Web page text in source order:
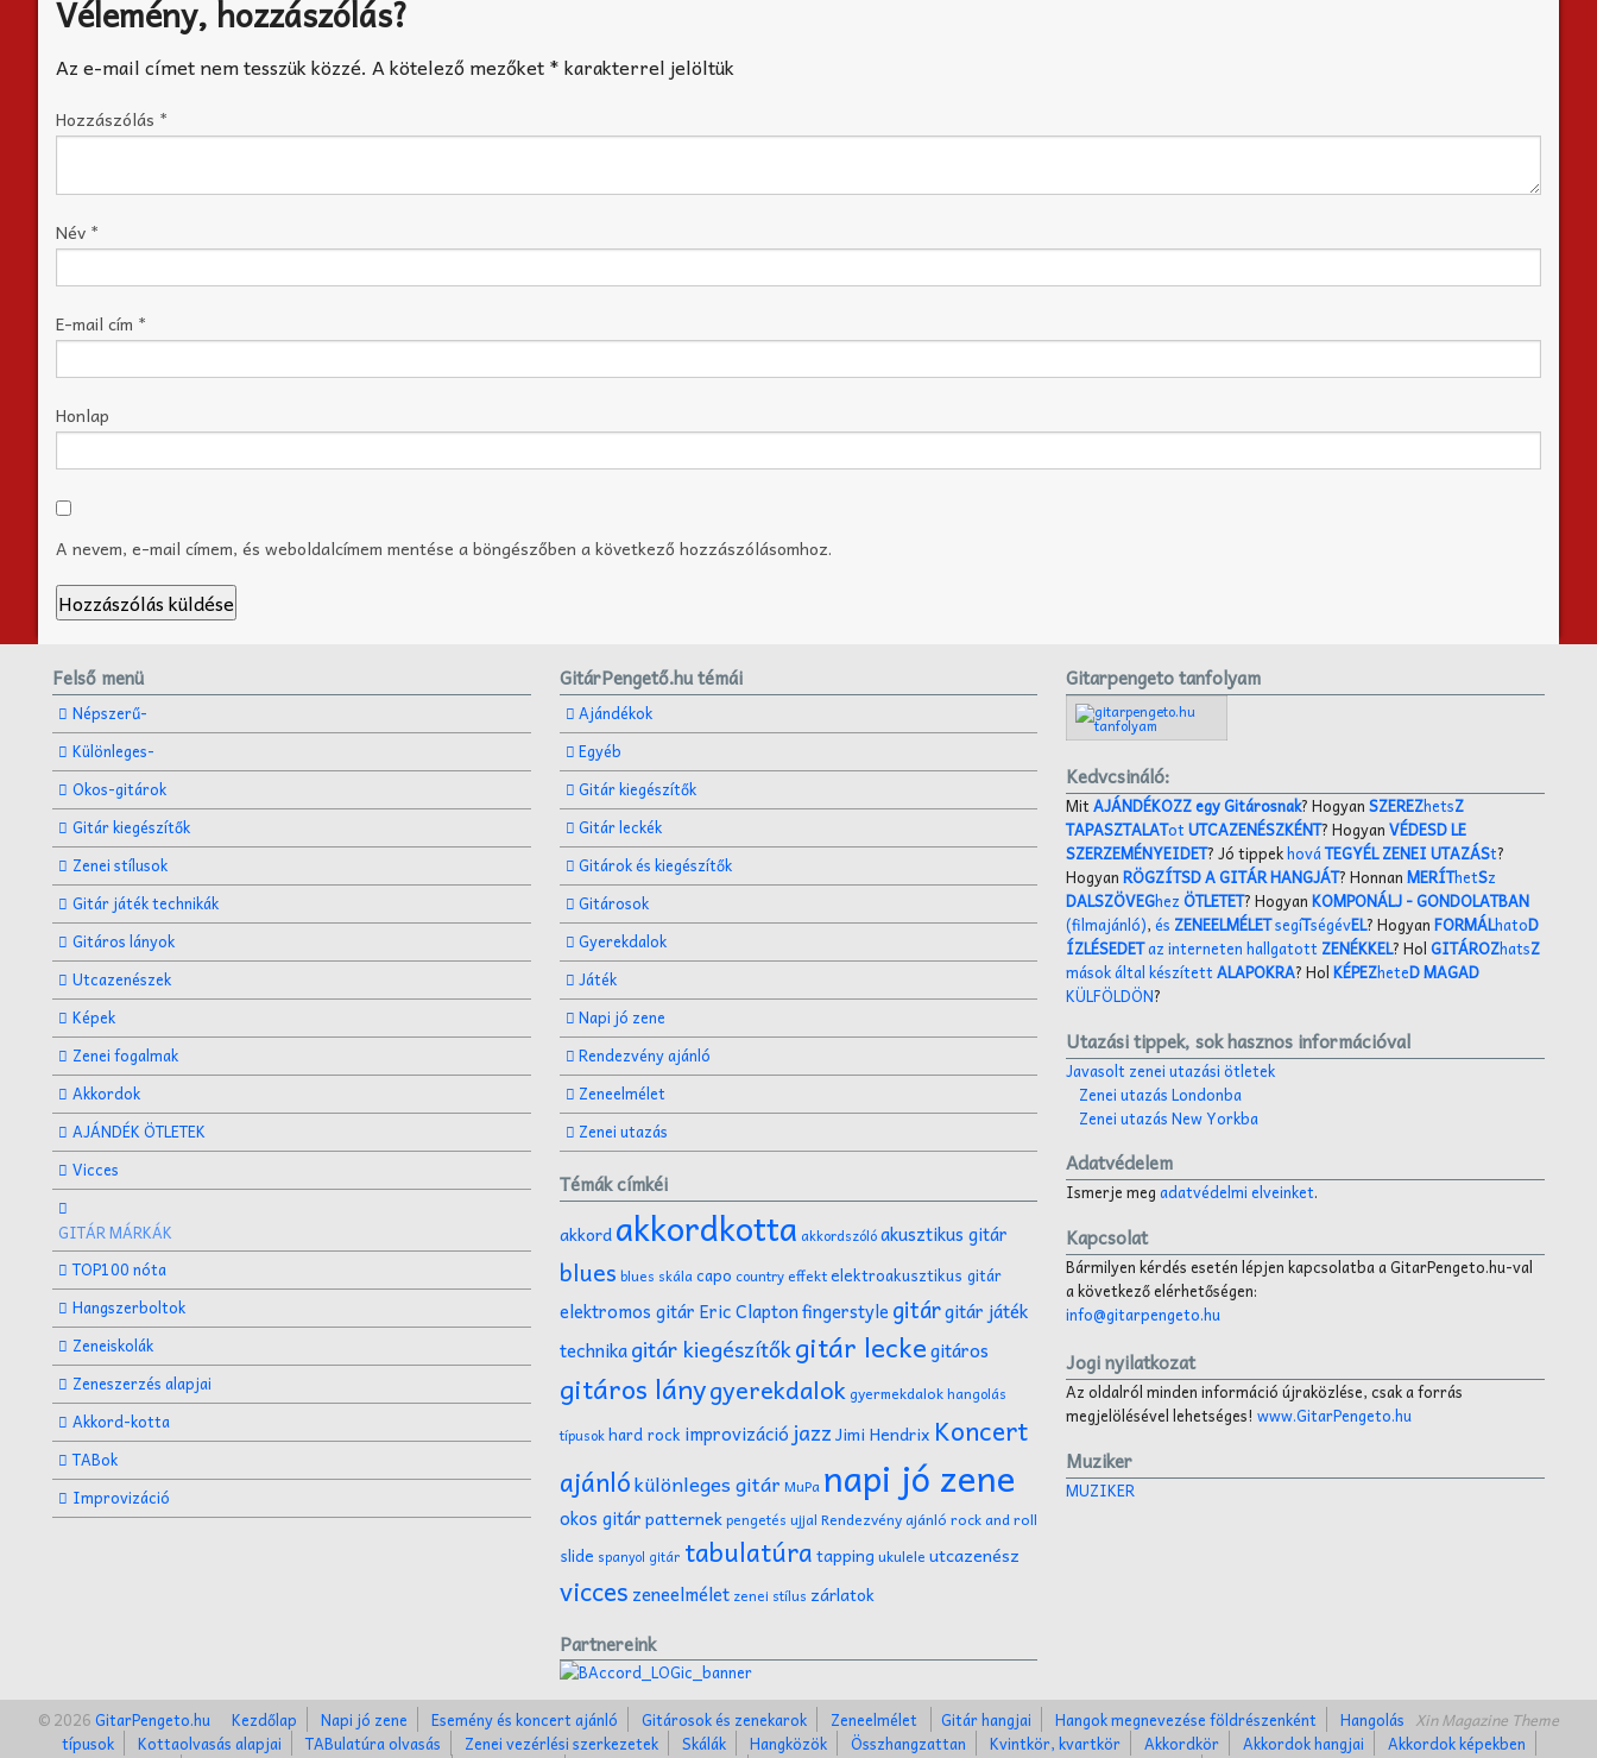
Vélemény, hozzászólás?
Az e-mail címet nem tesszük közzé. A kötelező mezőket*karakterrel jelöltük
Hozzászólás *
Név *
E-mail cím *
Honlap
A nevem, e-mail címem, és weboldalcímem mentése a böngészőben a következő hozzászólásomhoz.
Felső menü
Népszerű-
Különleges-
Okos-gitárok
Gitár kiegészítők
Zenei stílusok
Gitár játék technikák
Gitáros lányok
Utcazenészek
Képek
Zenei fogalmak
Akkordok
AJÁNDÉK ÖTLETEK
Vicces
GITÁR MÁRKÁK
TOP100 nóta
Hangszerboltok
Zeneiskolák
Zeneszerzés alapjai
Akkord-kotta
TABok
Improvizáció
GitárPengető.hu témái
Ajándékok
Egyéb
Gitár kiegészítők
Gitár leckék
Gitárok és kiegészítők
Gitárosok
Gyerekdalok
Játék
Napi jó zene
Rendezvény ajánló
Zeneelmélet
Zenei utazás
Témák címkéi
akkordakkordkotta akkordszólóakusztikus gitár
blues blues skálacapo country effektelektroakusztikus gitár
elektromos gitár Eric Claptonfingerstyle gitárgitár játék
technikagitár kiegészítőkgitár leckegitáros
gitáros lánygyerekdalokgyermekdalokhangolás
típusokhard rock improvizáció jazzJimi Hendrix Koncert
ajánlókülönleges gitár MuPa napi jó zene
okos gitárpatternekpengetés ujjal Rendezvény ajánló rock and roll
slide spanyol gitár tabulatúratapping ukulele utcazenész
vicces zeneelmélet zenei stílus zárlatok
Partnereink
Gitarpengeto tanfolyam
Kedvcsináló:
MitAJÁNDÉKOZZ egy Gitárosnak? HogyanSZEREZhetsZ
TAPASZTALATotUTCAZENÉSZKÉNT? HogyanVÉDESD LE
SZERZEMÉNYEIDET? Jó tippekhováTEGYÉL ZENEI UTAZÁSt?
HogyanRÖGZÍTSD A GITÁR HANGJÁT? HonnanMERÍThetSz
DALSZÖVEGhezÖTLETET? HogyanKOMPONÁLJ- GONDOLATBAN
(filmajánló),és ZENEELMÉLETsegíTségévEL? HogyanFORMÁLhatoD
ÍZLÉSEDETaz interneten hallgatott ZENÉKKEL? HolGITÁROZhatsZ
mások által készítettALAPOKRA? HolKÉPEZheteD MAGAD
KÜLFÖLDÖN?
Utazási tippek, sok hasznos információval
Javasolt zenei utazási ötletek
Zenei utazás Londonba
Zenei utazás New Yorkba
Adatvédelem
Ismerje megadatvédelmi elveinket.
Kapcsolat
Bármilyen kérdés esetén lépjen kapcsolatba a GitarPengeto.hu-val
a következő elérhetőségen:
info@gitarpengeto.hu
Jogi nyilatkozat
Az oldalról minden információ újraközlése, csak a forrás
megjelölésével lehetséges!www.GitarPengeto.hu
Muziker
MUZIKER
© 2026GitarPengeto.hu Xin Magazine Theme
Kezdőlap Napi jó zene Esemény és koncert ajánló Gitárosok és zenekarok Zeneelmélet Gitár hangjai Hangok megnevezése földrészenként
Hangolás
típusok
Kottaolvasás alapjai TABulatúra olvasás Zenei vezérlési szerkezetek Skálák Hangközök Összhangzattan Kvintkör, kvartkör Akkordkör Akkordok hangjai
Akkordok képekben